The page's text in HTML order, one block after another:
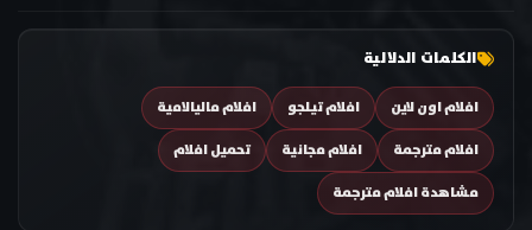
الكلمات الدلالية
افلام اون لاين افلام تيلجو
افلام ماليالامية
افلام مترجمة
افلام مجانية
تحميل افلام
مشاهدة افلام مترجمة